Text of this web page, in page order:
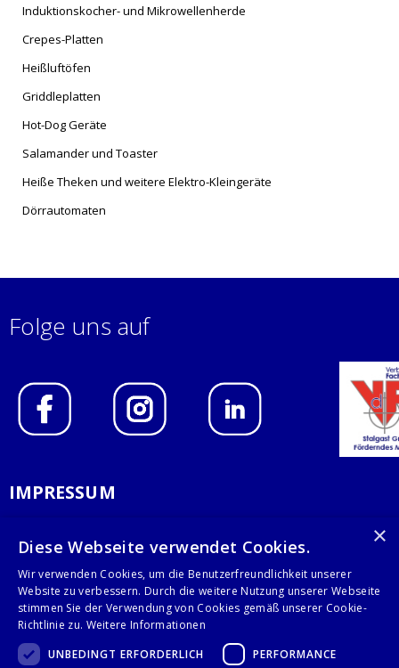
Induktionskocher- und Mikrowellenherde
Crepes-Platten
Heißluftöfen
Griddleplatten
Hot-Dog Geräte
Salamander und Toaster
Heiße Theken und weitere Elektro-Kleingeräte
Dörrautomaten
Folge uns auf
IMPRESSUM
AGB
KONTAKT
Stalgast GmbH
×
Diese Webseite verwendet Cookies.
Wir verwenden Cookies, um die Benutzerfreundlichkeit unserer
Website zu verbessern. Durch die weitere Nutzung unserer Webseite
stimmen Sie der Verwendung von Cookies gemäß unserer Cookie-
Richtlinie zu. Weitere Informationen
UNBEDINGT ERFORDERLICH
PERFORMANCE